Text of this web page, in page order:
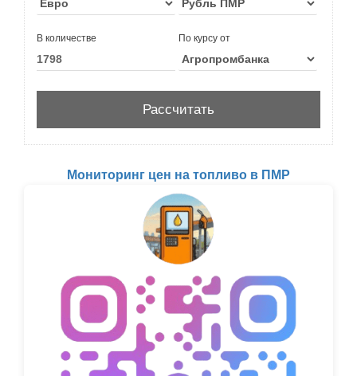
В количестве По курсу от
Мониторинг цен на топливо в ПМР